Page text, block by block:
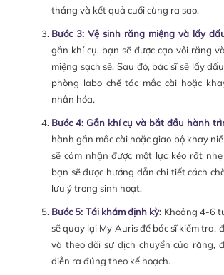
tháng và kết quả cuối cùng ra sao.
Bước 3: Vệ sinh răng miệng và lấy
gắn khí cụ, bạn sẽ được cạo vôi răng
miệng sạch sẽ. Sau đó, bác sĩ sẽ lấy
phòng labo chế tác mắc cài hoặc
nhân hóa.
Bước 4: Gắn khí cụ và bắt đầu hành
hành gắn mắc cài hoặc giao bộ khay
sẽ cảm nhận được một lực kéo rất
bạn sẽ được hướng dẫn chi tiết cách
lưu ý trong sinh hoạt.
Bước 5: Tái khám định kỳ: Khoảng 4-6
sẽ quay lại My Auris để bác sĩ kiểm tra,
và theo dõi sự dịch chuyển của răng,
diễn ra đúng theo kế hoạch.